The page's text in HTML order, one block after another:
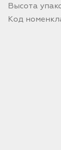
Высота
Код